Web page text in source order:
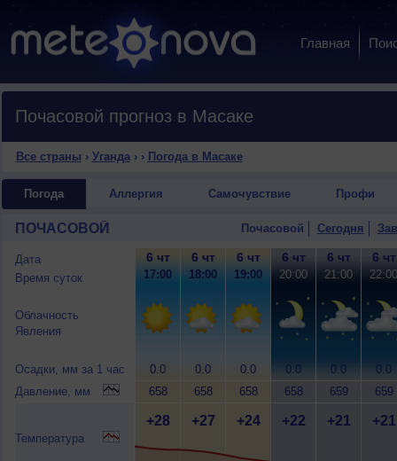
Главная
Почасовой прогноз в Масаке
Все страны › Уганда› › Погода в Масаке
Погода Аллергия Самочувствие Профи
ПОЧАСОВОЙ Почасовой Сегодня
Дата
Время суток
Облачность
Явления
Осадки, мм за 1 час
Давление, мм
Температура
6 чт
17:00
0.0
658
+28
6 чт
18:00
0.0
658
+27
6 чт
19:00
0.0
658
+24
6 чт
20:00
0.0
658
+22
6 чт
21:00
0.0
659
+21
6 чт
22:00
0.0
659
+21